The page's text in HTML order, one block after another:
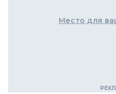
Место для